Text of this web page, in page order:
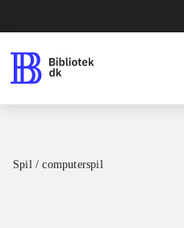
Spil / computerspil